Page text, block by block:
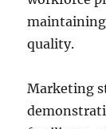
quality.
Marketing